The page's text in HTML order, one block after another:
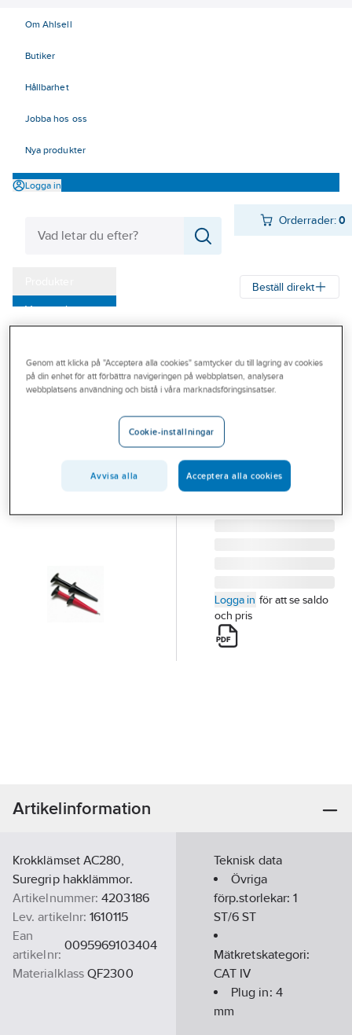
Om Ahlsell
Butiker
Hållbarhet
Jobba hos oss
Nya produkter
Logga in
Orderrader:0
Varumärken
Outlet
Branscher
Beställ direkt
FLUKE
KROKKLÄMSET
AC280
Artikelnummer:
Lev. artikelnr: 1610115
Logga in för att se saldo
och pris
Artikelinformation
Krokklämset AC280,
Suregrip hakklämmor.
Artikelnummer: 4203186
Lev. artikelnr: 1610115
Ean
artikelnr:
0095969103404
Materialklass QF2300
Teknisk data
Övriga
förp.storlekar:1
ST/6 ST
Mätkretskategori:
CAT IV
Plug in: 4
mm
Genom att klicka på "Acceptera alla cookies" samtycker du till lagring av cookies
på din enhet för att förbättra navigeringen på webbplatsen, analysera
webbplatsens användning och bistå i våra marknadsföringsinsatser.
Cookie-inställningar
Avvisa alla Acceptera alla cookies